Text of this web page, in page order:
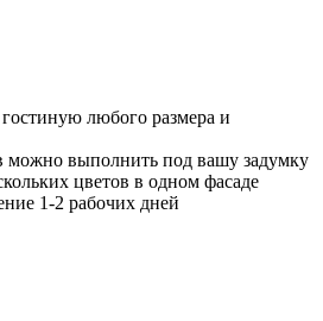
любого размера и
можно выполнить под вашу задумку
цветов в одном фасаде
1-2 рабочих дней